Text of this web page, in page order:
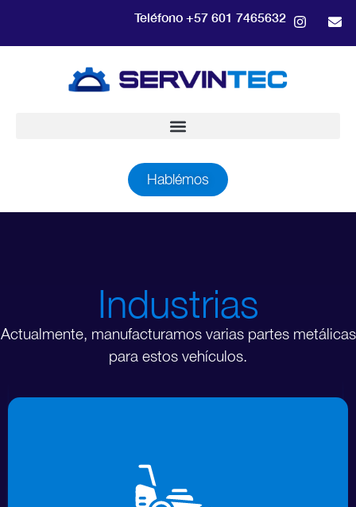
Teléfono +57 601 7465632
Hablémos
Industrias
Actualmente, manufacturamos varias partes metálicas
para estos vehículos.
Vehículos utilitarios y cuidados del